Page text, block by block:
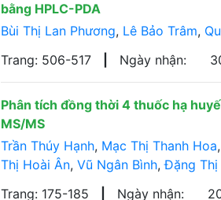
bằng HPLC-PDA
Bùi Thị Lan Phương, Lê Bảo Trâm,
Trang: 506-517
Ngày nhận:
Phân tích đồng thời 4 thuốc hạ
MS/MS
Trần Thúy Hạnh, Mạc Thị Thanh Hoa,
Thị Hoài Ân, Vũ Ngân Bình,Đặng Thị
Trang: 175-185
Ngày nhận: